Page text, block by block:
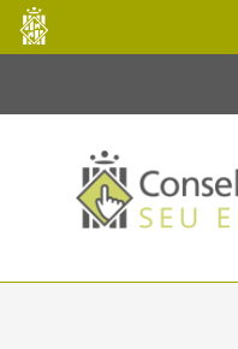
Salta al contingut principal
Consell
de
Mallorca